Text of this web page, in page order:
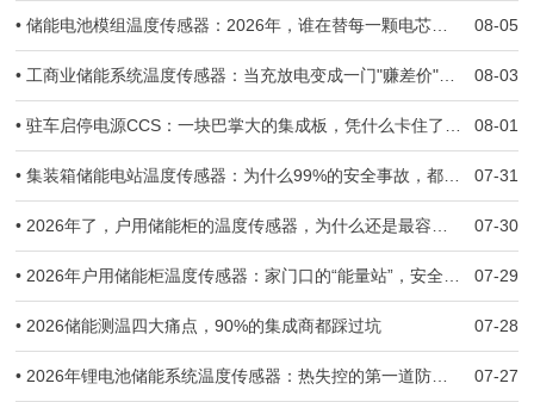
08-05
• 储能电池模组温度传感器：2026年，谁在替每一颗电芯守住生死线？
08-03
• 工商业储能系统温度传感器：当充放电变成一门"赚差价"的生意，温度一旦失准，亏的就是真金白银
08-01
• 驻车启停电源CCS：一块巴掌大的集成板，凭什么卡住了几十万辆车子的交付？
07-31
• 集装箱储能电站温度传感器：为什么99%的安全事故，都跟温度监测失准有关
07-30
• 2026年了，户用储能柜的温度传感器，为什么还是最容易被忽视的那一环？
07-29
• 2026年户用储能柜温度传感器：家门口的“能量站”，安全防线守住了吗？
07-28
• 2026储能测温四大痛点，90%的集成商都踩过坑
07-27
• 2026年锂电池储能系统温度传感器：热失控的第一道防线，到底守住了没有？